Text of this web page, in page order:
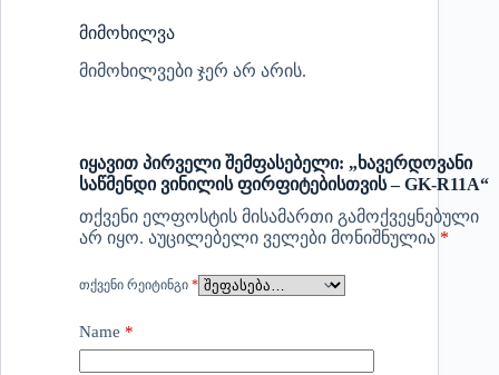
მიმოხილვა
მიმოხილვები ჯერ არ არის.
იყავით პირველი შემფასებელი: „ხავერდოვანი
საწმენდი ვინილის ფირფიტებისთვის – GK-R11A“
თქვენი ელფოსტის მისამართი გამოქვეყნებული
არ იყო. აუცილებელი ველები მონიშნულია *
ᲗᲥᲕᲔᲜᲘ ᲠᲔᲘᲢᲘᲜᲒᲘ *
Name *